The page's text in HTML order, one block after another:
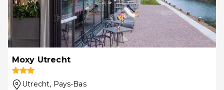
Moxy Utrecht
Utrecht, Pays-Bas